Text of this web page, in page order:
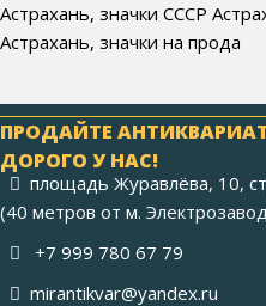
Астрахань, значки СССР
Астрахань, значки на прода
ПРОДАЙТЕ
ДОРОГО У НАС!
площадь Журавлёва, 10,
(40 метров от м.
+7 999 780 67 79
mirantikvar@yandex.ru